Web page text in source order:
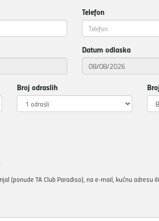
Telefon
Datum odlaska
Broj odraslih
(ponude TA Club Paradiso), na e-mail, kućnu adresu